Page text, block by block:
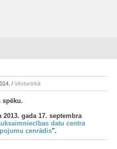
/ Vēsturiskā
spēku.
gada 17. septembra
datu centra
cenrādis".